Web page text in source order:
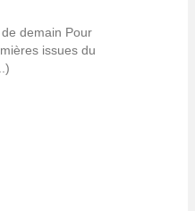
demain Pour
issues du